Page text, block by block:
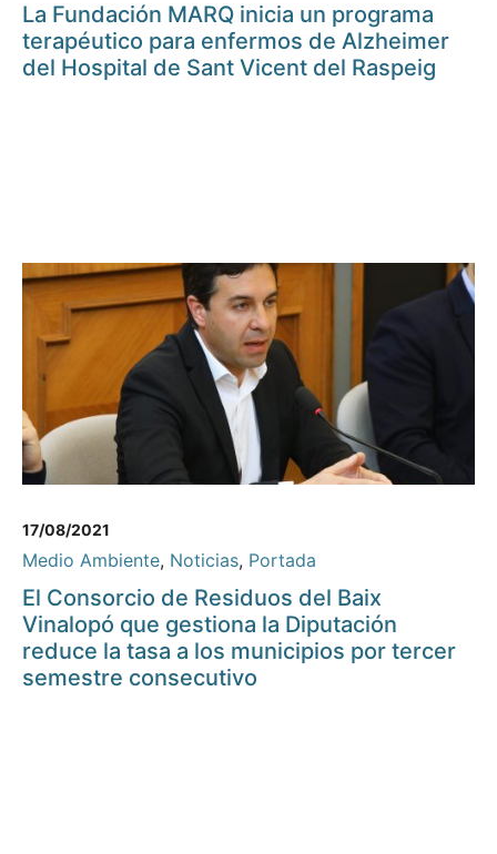
La Fundación MARQ inicia un programa
terapéutico para enfermos de Alzheimer
del Hospital de Sant Vicent del Raspeig
17/08/2021
Medio Ambiente, Noticias, Portada
El Consorcio de Residuos del Baix
Vinalopó que gestiona la Diputación
reduce la tasa a los municipios por tercer
semestre consecutivo